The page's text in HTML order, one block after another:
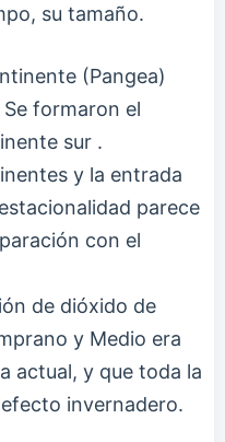
su tamaño.
(Pangea)
formaron el
sur .
y la entrada
parece
con el
de dióxido de
y Medio era
actual, y que toda la
invernadero.